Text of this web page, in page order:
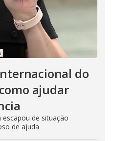
do
ajudar
de situação
de ajuda